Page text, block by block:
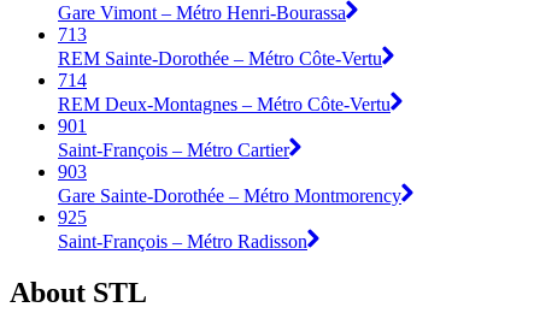
Gare Vimont – Métro Henri-Bourassa
713
REM Sainte-Dorothée – Métro Côte-Vertu
714
REM Deux-Montagnes – Métro Côte-Vertu
901
Saint-François – Métro Cartier
903
Gare Sainte-Dorothée – Métro Montmorency
925
Saint-François – Métro Radisson
About STL